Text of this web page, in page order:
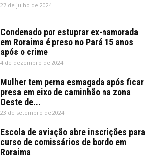
27 de julho de 2024
Condenado por estuprar ex-namorada
em Roraima é preso no Pará 15 anos
após o crime
4 de dezembro de 2024
Mulher tem perna esmagada após ficar
presa em eixo de caminhão na zona
Oeste de...
23 de setembro de 2024
Escola de aviação abre inscrições para
curso de comissários de bordo em
Roraima